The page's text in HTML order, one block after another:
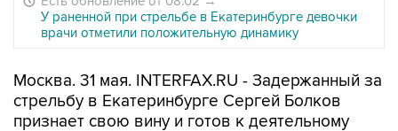
У раненной при стрельбе в Екатеринбурге девочки
врачи отметили положительную динамику
Москва. 31 мая. INTERFAX.RU - Задержанный за
стрельбу в Екатеринбурге Сергей Болков
признает свою вину и готов к деятельному